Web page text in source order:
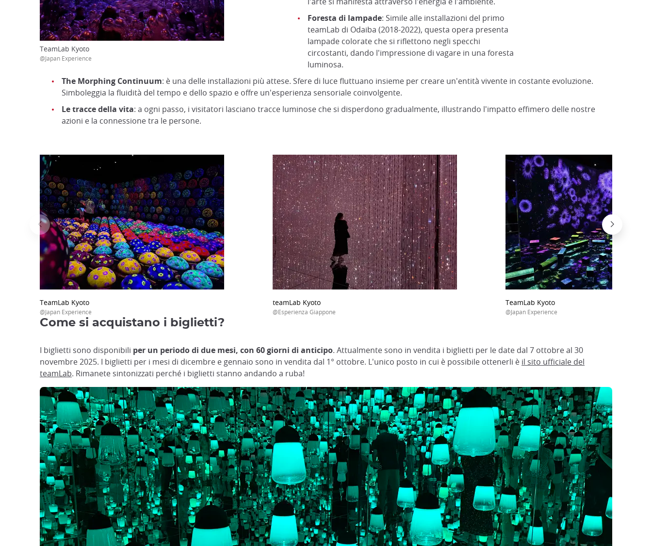
Foresta di lampade: Simile alle installazioni del primo
teamLab di Odaiba (2018-2022), questa opera presenta
lampade colorate che si riflettono negli specchi
circostanti, dando l'impressione di vagare in una foresta
luminosa.
TeamLab Kyoto
@Japan Experience
The Morphing Continuum: è una delle installazioni più attese. Sfere di luce fluttuano insieme per creare un'entità vivente in costante evoluzione.
Simboleggia la fluidità del tempo e dello spazio e offre un'esperienza sensoriale coinvolgente.
Le tracce della vita: a ogni passo, i visitatori lasciano tracce luminose che si disperdono gradualmente, illustrando l'impatto effimero delle nostre
azioni e la connessione tra le persone.
TeamLab Kyoto
@Japan Experience
teamLab Kyoto
@Esperienza Giappone
TeamLab Kyoto
@Japan Experience
Come si acquistano i biglietti?
I biglietti sono disponibili per un periodo di due mesi, con 60 giorni di anticipo. Attualmente sono in vendita i biglietti per le date dal 7 ottobre al 30
novembre 2025. I biglietti per i mesi di dicembre e gennaio sono in vendita dal 1° ottobre. L'unico posto in cui è possibile ottenerli è il sito ufficiale del
teamLab. Rimanete sintonizzati perché i biglietti stanno andando a ruba!